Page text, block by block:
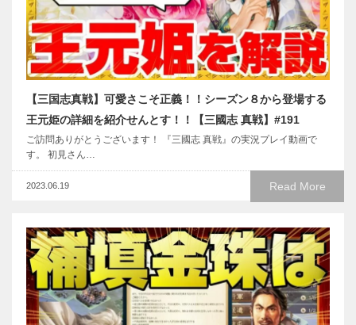
【三国志真戦】可愛さこそ正義！！シーズン８から登場する
王元姫の詳細を紹介せんとす！！【三國志 真戦】#191
ご訪問ありがとうございます！ 『三國志 真戦』の実況プレイ動画で
す。 初見さん…
Read More
2023.06.19